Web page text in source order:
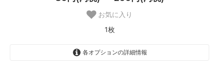
お気に入り
1枚
各オプションの詳細情報